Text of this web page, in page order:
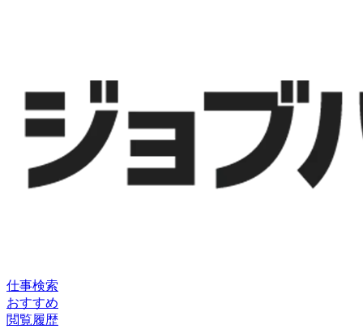
仕事検索
おすすめ
閲覧履歴